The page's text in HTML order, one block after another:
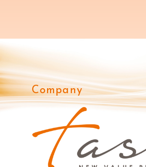
Company